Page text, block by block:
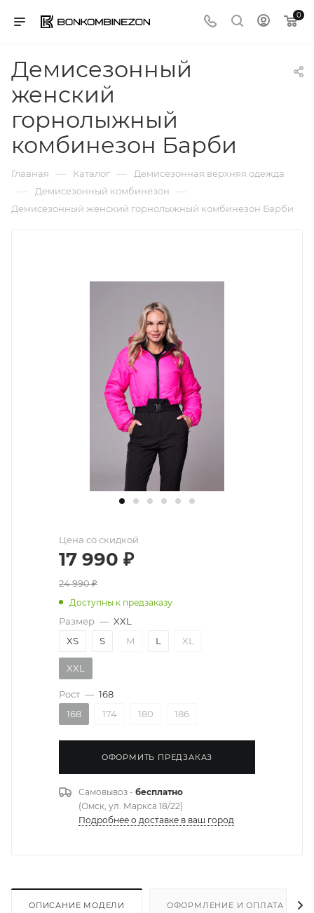
0
Демисезонный
женский
горнолыжный
комбинезон Барби
Главная — Каталог — Демисезонная верхняя одежда
— Демисезонный комбинезон —
Демисезонный женский горнолыжный комбинезон Барби
Цена со скидкой
17 990 ₽
24 990₽
Доступны к предзаказу
Размер — XXL
XS
S M L XL
XXL
Рост — 168
168
174 180 186
ОФОРМИТЬ ПРЕДЗАКАЗ
Самовывоз - бесплатно
(Омск, ул. Маркса 18/22)
Подробнее о доставке в ваш город
ОПИСАНИЕ МОДЕЛИ ОФОРМЛЕНИЕ И ОПЛАТА